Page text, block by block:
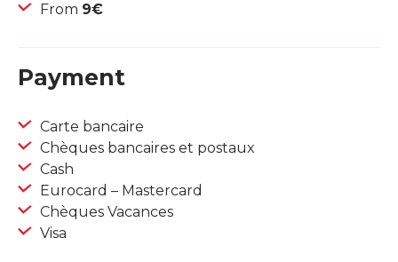
From 9€
Payment
Carte bancaire
Chèques bancaires et postaux
Cash
Eurocard – Mastercard
Chèques Vacances
Visa